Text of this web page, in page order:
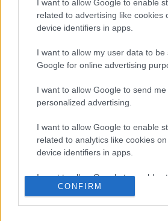
I want to allow Google to enable
related to advertising like cookies
device identifiers in apps.
I want to allow my user data to be
Google for online advertising
I want to allow Google to send me
personalized advertising.
I want to allow Google to enable
related to analytics like cookies
device identifiers in apps.
I want to allow Google to enable
related to functionality of the
CONFIRM
egy-egy városnak, ha piacterén
szülöttjének,…